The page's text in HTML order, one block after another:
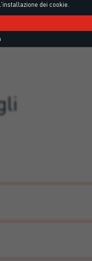
dei cookie.